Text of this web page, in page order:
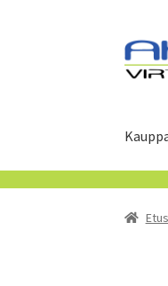
Siirry
Siirry